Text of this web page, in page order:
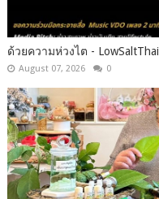
ด้วยความห่วงไต - LowSaltThai
August 07, 2026 0